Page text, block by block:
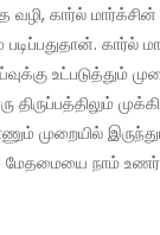
வழி, கார்ல்
கார்ல்
உட்படுத்தும்
திருப்பத்திலும்
முறையில்
நாம்